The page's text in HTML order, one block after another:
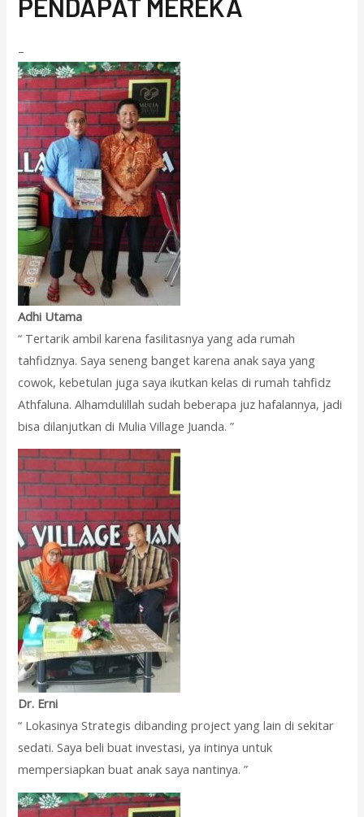
PENDAPAT MEREKA
–
Adhi Utama
“ Tertarik ambil karena fasilitasnya yang ada rumah
tahfidznya. Saya seneng banget karena anak saya yang
cowok, kebetulan juga saya ikutkan kelas di rumah tahfidz
Athfaluna. Alhamdulillah sudah beberapa juz hafalannya, jadi
bisa dilanjutkan di Mulia Village Juanda. ”
Dr. Erni
“ Lokasinya Strategis dibanding project yang lain di sekitar
sedati. Saya beli buat investasi, ya intinya untuk
mempersiapkan buat anak saya nantinya. ”